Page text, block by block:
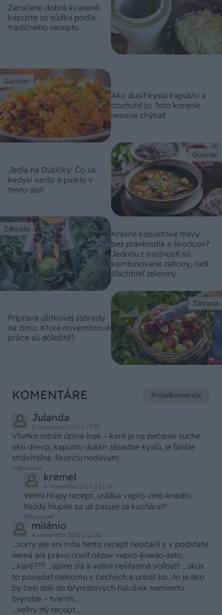
Zaručene dobrá kvasená
kapusta zo súdka podľa
tradičného receptu
Gurmán
Ako dusiť kyslú kapustu a
dochutiť ju: Toto korenie
nesmie chýbať
Gurmán
Jedlá na Dušičky: Čo sa
kedysi varilo a pieklo v
tento deň
Záhrada
Krásne kapustové hlavy
bez prasknutia a škodcov?
Jednou z možností sú
kombinované záhony, radí
šľachtiteľ zeleniny
Záhrada
Príprava úžitkovej záhrady
na zimu: Ktoré novembrové
práce sú dôležité?
KOMENTÁRE Pridaťkomentár
Julanda
3. novembra 2015 o 17:39
Všetko robím úplne inak – karé je na pečenie suché
ako drevo, kapustu dusím zásadne kyslú, je ľahšie
stráviteľná, škoricu nedávam.
Odpovedať
kremel
4. novembra 2015 o 21:19
Veľmi hlúpy recept, urážka vepřo-zelo-knedlo.
Každý hlupák sa už pasuje za kuchára!!!
Odpovedať
milánio
4. novembra 2015 o 12:25
…sorry ale ani mňa tento recept neočaril a v podstate
nemá ani právo nosiť názov vepro-knedo-zelo…
…karé??? …úplne zlá a veľmi nešťastná voľba!!! …skús
to povedať niekomu v čechách a urazíš ho…to je ako
by česi dali do bryndzových halušiek namiesto
bryndze – tvaroh…
…veľmi zlý recept…